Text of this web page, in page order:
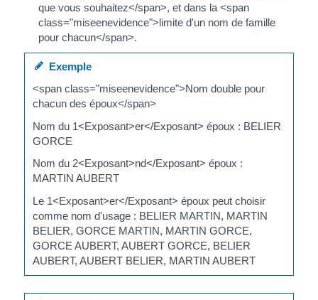
que vous souhaitez</span>, et dans la <span
class="miseenevidence">limite d'un nom de famille
pour chacun</span>.
Exemple
<span class="miseenevidence">Nom double pour
chacun des époux</span>
Nom du 1<Exposant>er</Exposant> époux : BELIER
GORCE
Nom du 2<Exposant>nd</Exposant> époux :
MARTIN AUBERT
Le 1<Exposant>er</Exposant> époux peut choisir
comme nom d'usage : BELIER MARTIN, MARTIN
BELIER, GORCE MARTIN, MARTIN GORCE,
GORCE AUBERT, AUBERT GORCE, BELIER
AUBERT, AUBERT BELIER, MARTIN AUBERT